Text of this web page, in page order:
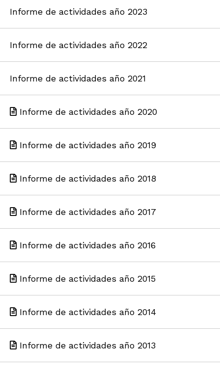
Informe de actividades año 2023
Informe de actividades año 2022
Informe de actividades año 2021
Informe de actividades año 2020
Informe de actividades año 2019
Informe de actividades año 2018
Informe de actividades año 2017
Informe de actividades año 2016
Informe de actividades año 2015
Informe de actividades año 2014
Informe de actividades año 2013